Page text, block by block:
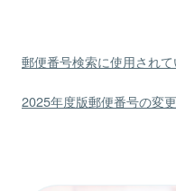
郵便番号検索に使用され
2025年度版郵便番号の変